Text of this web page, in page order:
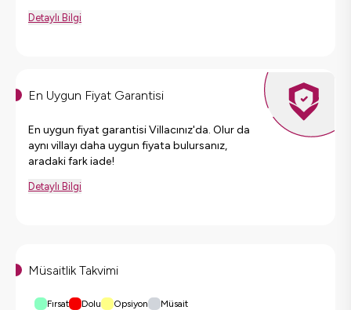
Detaylı Bilgi
En Uygun Fiyat Garantisi
En uygun fiyat garantisi Villacınız'da. Olur da
aynı villayı daha uygun fiyata bulursanız,
aradaki fark iade!
Detaylı Bilgi
Müsaitlik Takvimi
Fırsat Dolu Opsiyon Müsait